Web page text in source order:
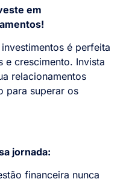
em
é perfeita
e crescimento. Invista
relacionamentos
para superar os
jornada:
financeira nunca